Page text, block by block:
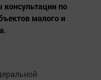
по
малого и